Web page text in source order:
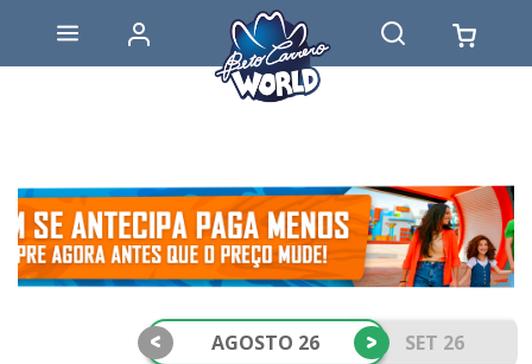
AGOSTO 26 SET 26
< >